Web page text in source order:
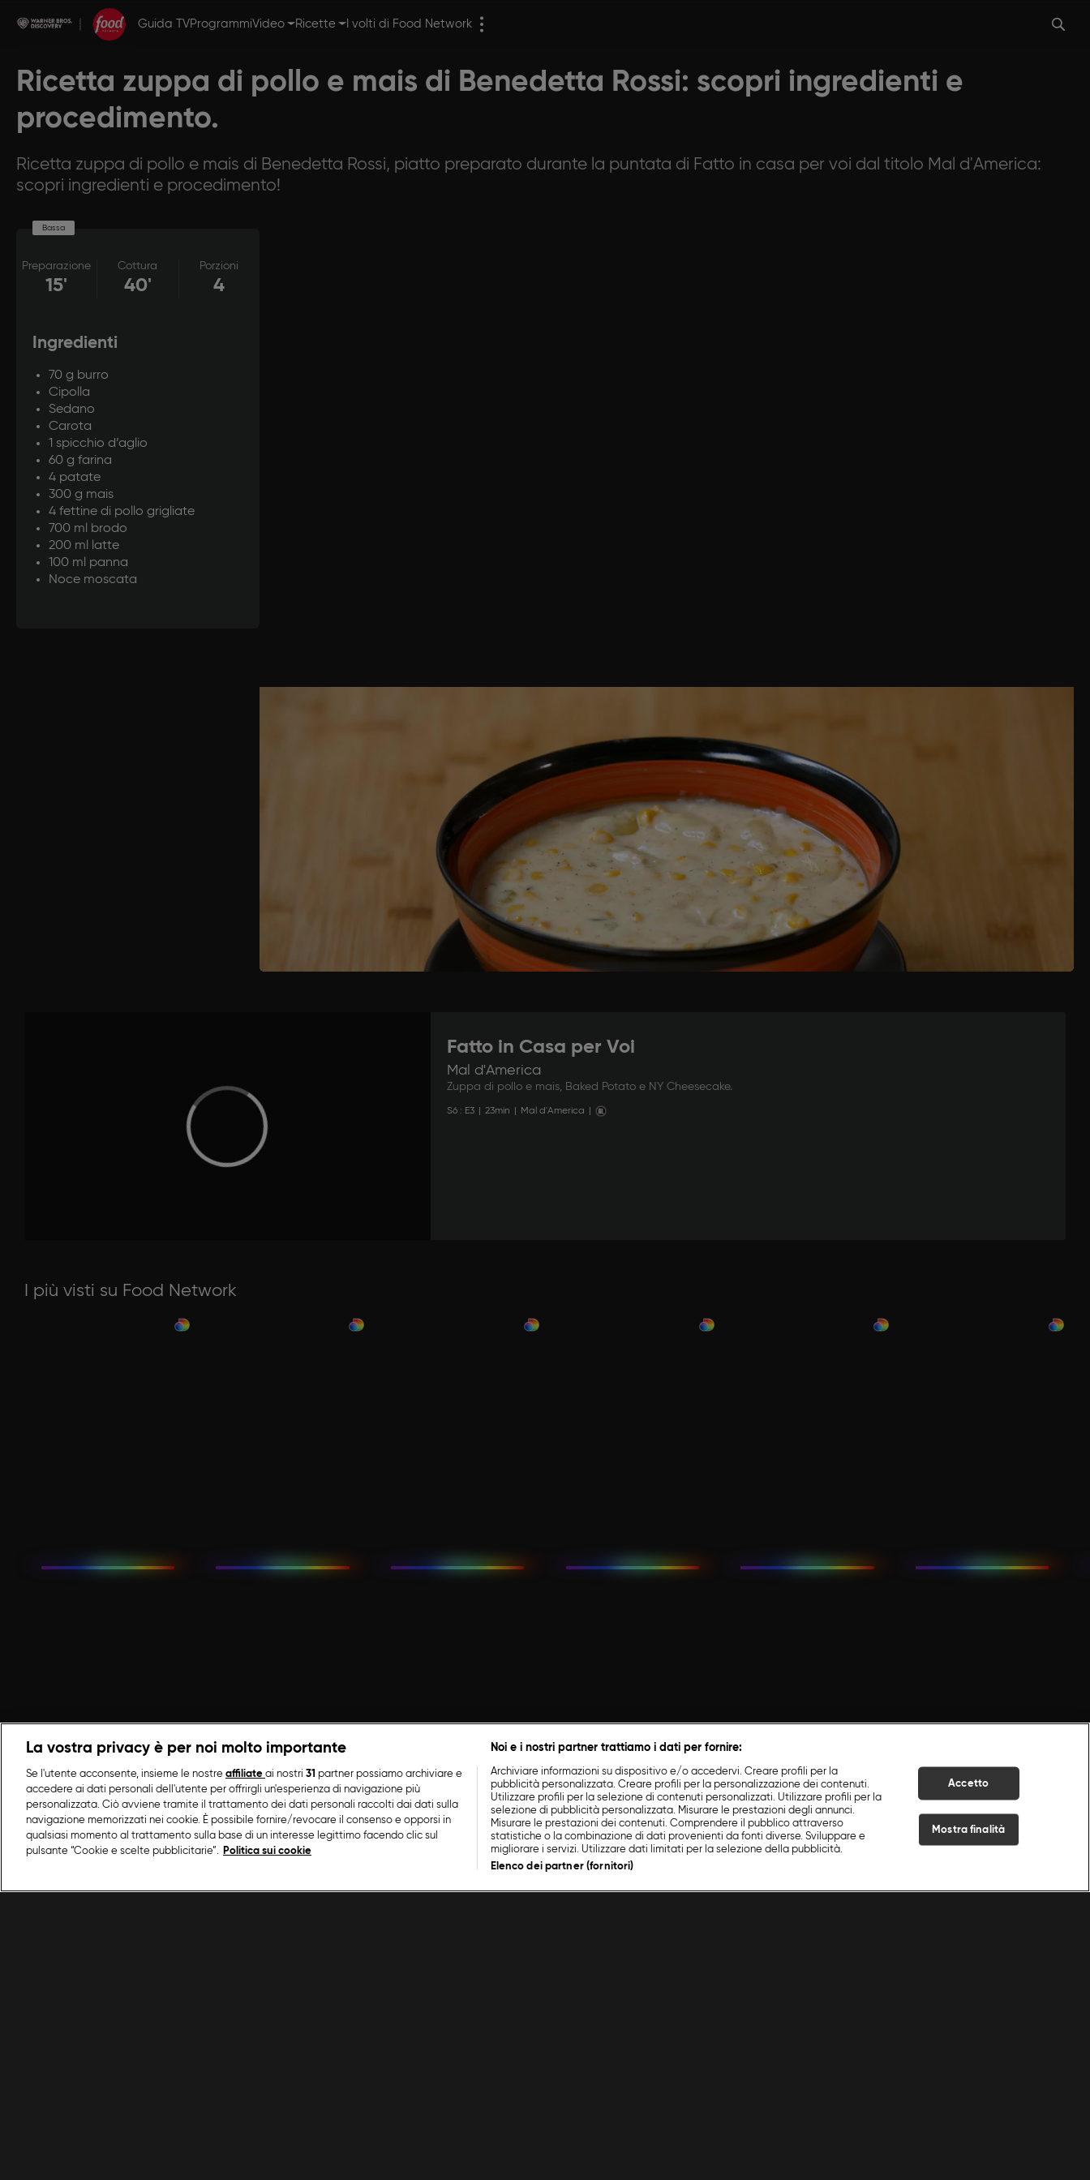
Guida TVProgrammiVideo Ricette I volti di Food Network
Ricetta zuppa di pollo e mais di Benedetta Rossi: scopri ingredienti e
procedimento.
Ricetta zuppa di pollo e mais di Benedetta Rossi, piatto preparato durante la puntata di Fatto in casa per voi dal titolo Mal d'America:
scopri ingredienti e procedimento!
Bassa
Preparazione
15'
Cottura
40'
Porzioni
4
Ingredienti
70 g burro
Cipolla
Sedano
Carota
1 spicchio d’aglio
60 g farina
4 patate
300 g mais
4 fettine di pollo grigliate
700 ml brodo
200 ml latte
100 ml panna
Noce moscata
IN UNA PENTOLA FACCIAMO SOFFRIGGERE IL BURRO, POI TRITIAMO LA CIPOLLA, IL SEDANO E LA CAROTA E LI
METTIAMO DENTRO. AGGIUNGIAMO UNO SPICCHIO D’AGLIO E FACCIAMO SOFFRIGGERE. QUANDO È PRONTO IL
SOFFRITTO, TOGLIAMO L’AGLIO E AGGIUNGIAMO LA FARINA. IN UNA PENTOLA PIÙ GRANDE TAGLIAMO LE PATATE,
METTIAMO DENTRO IL MAIS E IL PETTO DI POLLO GRIGLIATO TAGLIATO A PEZZI.
ZUPPA DI POLLO E MAIS: GUARDA QUI SOTTO IL VIDEO DELLA RICETTA
VERSIAMO UN PO’ DI BRODO NELLA PENTOLA DEL SOFFRITTO E MESCOLIAMO A FUOCO SPENTO. VERSIAMO IL
RESTO DEL BRODO NELL’ALTRA PENTOLA E FACCIAMO CUOCERE. QUANDO LE PATATE SONO A METÀ COTTURA
METTIAMO DENTRO IL SOFFRITTO CON LA FARINA, POI AGGIUNGIAMO IL LATTE E LA PANNA. SALIAMO E DIAMO UNA
GRATTUGIATA DI NOCE MOSCATA. AGGIUNGIAMO DEL PEPE E FINIAMO DI CUOCERE.
Fatto in Casa per Voi
Mal d'America
Zuppa di pollo e mais, Baked Potato e NY Cheesecake.
S6: E3 23min Mal d'America
I più visti su Food Network
La vostra privacy è per noi molto importante
Se l'utente acconsente, insieme le nostre affiliate ai nostri 31 partner possiamo archiviare e
accedere ai dati personali dell'utente per offrirgli un'esperienza di navigazione più
personalizzata. Ciò avviene tramite il trattamento dei dati personali raccolti dai dati sulla
navigazione memorizzati nei cookie. È possibile fornire/revocare il consenso e opporsi in
qualsiasi momento al trattamento sulla base di un interesse legittimo facendo clic sul
pulsante “Cookie e scelte pubblicitarie”.
Politica sui cookie
Noi e i nostri partner trattiamo i dati per fornire:
Archiviare informazioni su dispositivo e/o accedervi. Creare profili per la
pubblicità personalizzata. Creare profili per la personalizzazione dei contenuti.
Utilizzare profili per la selezione di contenuti personalizzati. Utilizzare profili per la
selezione di pubblicità personalizzata. Misurare le prestazioni degli annunci.
Misurare le prestazioni dei contenuti. Comprendere il pubblico attraverso
statistiche o la combinazione di dati provenienti da fonti diverse. Sviluppare e
migliorare i servizi. Utilizzare dati limitati per la selezione della pubblicità.
Elenco dei partner (fornitori)
Accetto
Mostra finalità